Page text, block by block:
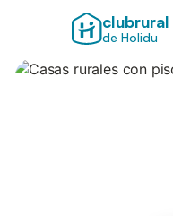
clubrural
de Holidu